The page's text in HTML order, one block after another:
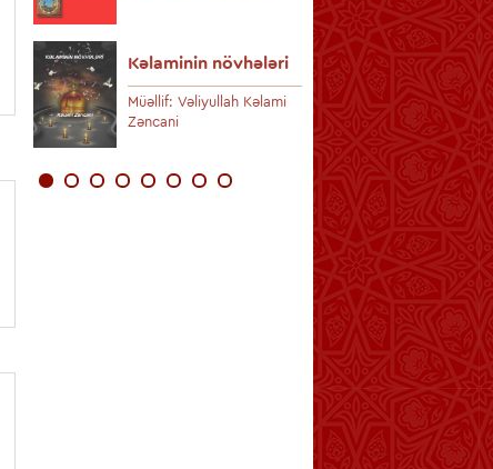
Kəlaminin növhələri
Müəllif: Vəliyullah Kəlami
Zəncani
Aşura
Müəllif: Seyid